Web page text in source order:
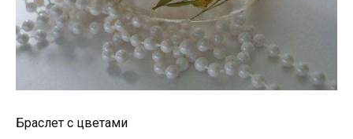
Браслет с цветами